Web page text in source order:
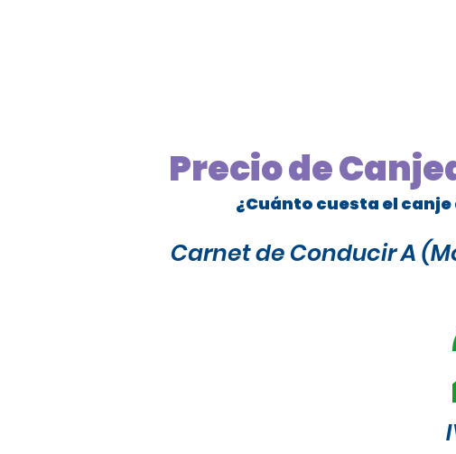
Precio de
¿Cuánto cuesta el
Carnet de Conducir A